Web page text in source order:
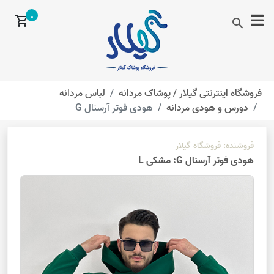
search
shopping_cart0
فروشگاه اینترنتی گیلار /پوشاک مردانه
لباس مردانه
دورس و هودی مردانه
هودی فوتر آرسنال G
فروشنده: فروشگاه گیلار
هودی فوتر آرسنال G : مشکی L